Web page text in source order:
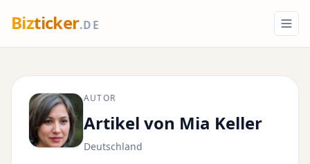
Bizticker.DE
AUTOR
Artikel von Mia Keller
Deutschland